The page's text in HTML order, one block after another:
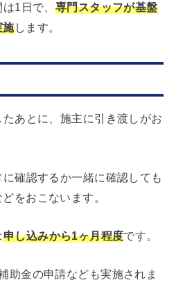
1日で、 専門スタッフが基盤
施します。
あとに、施主に引き渡しがお
確認するか一緒に確認しても
をおこないます。
申し込みから1ヶ月程度です。
助金の申請なども実施されま